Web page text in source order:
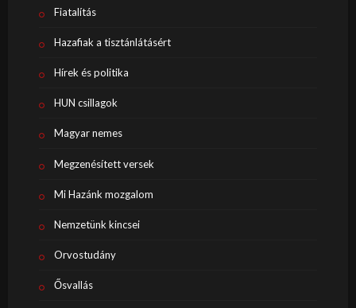
Fiatalítás
Hazafiak a tisztánlátásért
Hírek és politika
HUN csillagok
Magyar nemes
Megzenésített versek
Mi Hazánk mozgalom
Nemzetünk kincsei
Orvostudány
Ősvallás